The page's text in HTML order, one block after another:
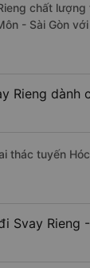
chất
- Sài Gòn
Rieng dành
thác tuyến
Svay Rieng